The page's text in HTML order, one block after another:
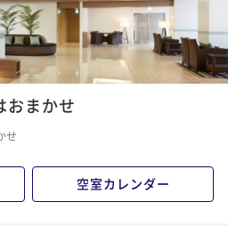
おまかせ
せ
空室カレンダー